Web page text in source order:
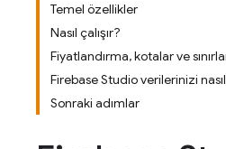
Temel özellikler
Nasıl çalışır?
Fiyatlandırma, kotalar ve
Firebase Studio verilerinizi
Sonraki adımlar